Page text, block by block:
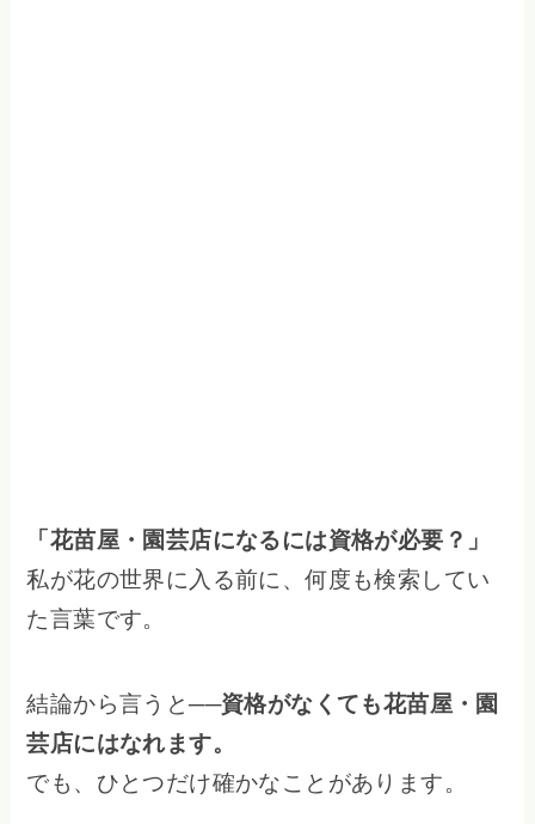
「花苗屋・園芸店になるには資格が必要？」
私が花の世界に入る前に、何度も検索してい
た言葉です。
結論から言うと──資格がなくても花苗屋・園
芸店にはなれます。
でも、ひとつだけ確かなことがあります。